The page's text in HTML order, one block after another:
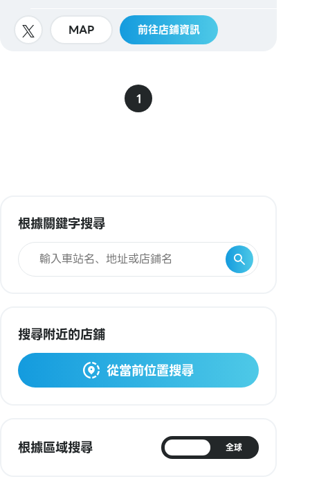
MAP 前往店鋪資訊
1
根據關鍵字搜尋
搜尋附近的店鋪
從當前位置搜尋
根據區域搜尋 全球